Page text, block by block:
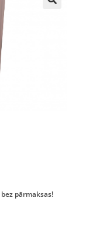
bez pārmaksas!